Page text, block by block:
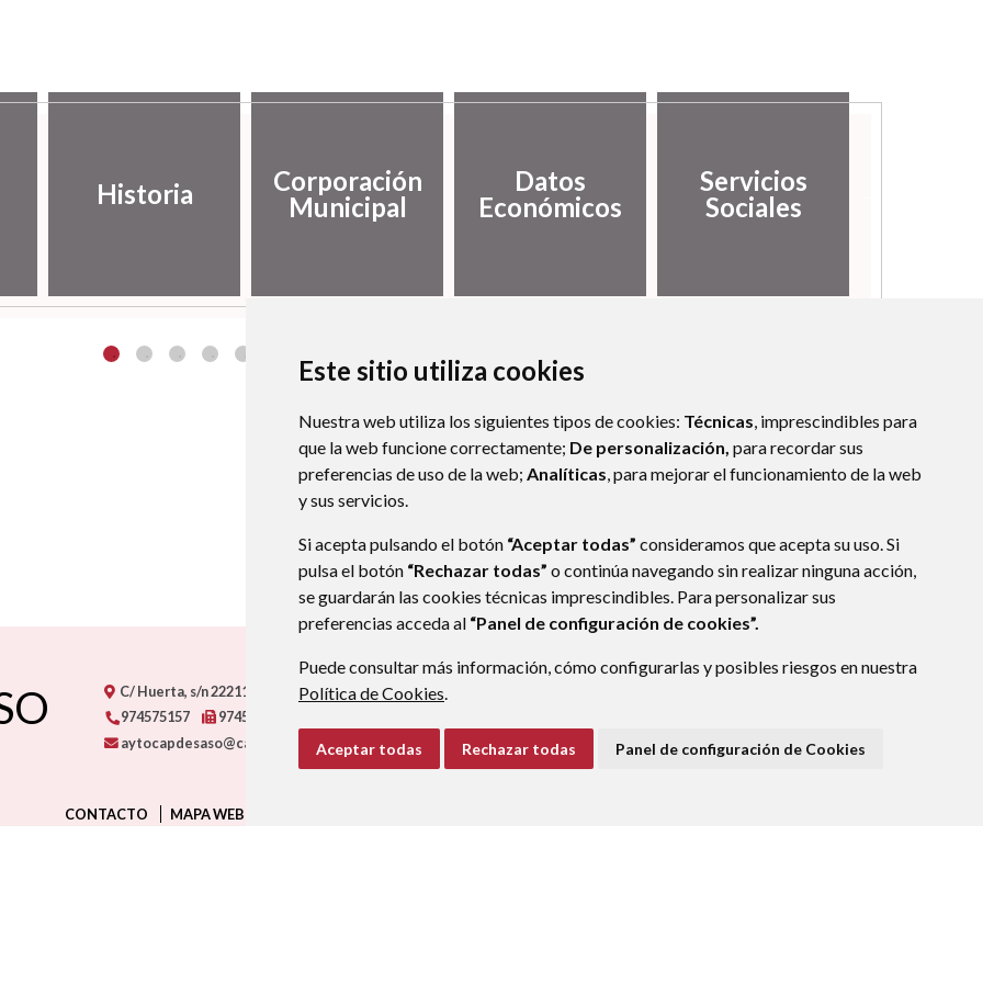
Este sitio utiliza cookies
Nuestra web utiliza los siguientes tipos de cookies: Técnicas, imprescindibles para
que la web funcione correctamente; De personalización, para recordar sus
preferencias de uso de la web; Analíticas, para mejorar el funcionamiento de la web
y sus servicios.
Si acepta pulsando el botón “Aceptar todas” consideramos que acepta su uso. Si
pulsa el botón “Rechazar todas” o continúa navegando sin realizar ninguna acción,
se guardarán las cookies técnicas imprescindibles. Para personalizar sus
preferencias acceda al “Panel de configuración de cookies”.
Puede consultar más información, cómo configurarlas y posibles riesgos en nuestra
Política de Cookies.
Aceptar todas Rechazar todas Panel de configuración de Cookies
Historia
Corporación
Municipal
Datos
Económicos
Servicios
Sociales
C/ Huerta, s/n22211 CAPDESASO (HUESCA)- ARAGÓN
974575157
974575233
aytocapdesaso@capdesaso.es
CONTACTO MAPA WEB